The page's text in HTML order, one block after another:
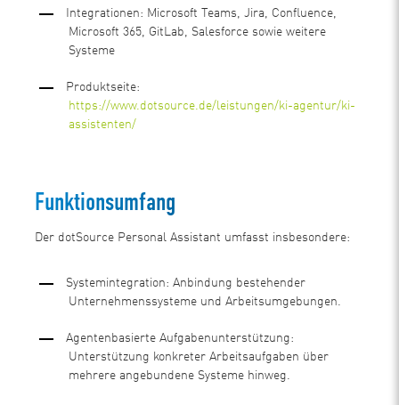
Integrationen: Microsoft Teams, Jira, Confluence,
Microsoft 365, GitLab, Salesforce sowie weitere
Systeme
Produktseite:
https://www.dotsource.de/leistungen/ki-agentur/ki-
assistenten/
Funktionsumfang
Der dotSource Personal Assistant umfasst insbesondere:
Systemintegration: Anbindung bestehender
Unternehmenssysteme und Arbeitsumgebungen.
Agentenbasierte Aufgabenunterstützung:
Unterstützung konkreter Arbeitsaufgaben über
mehrere angebundene Systeme hinweg.